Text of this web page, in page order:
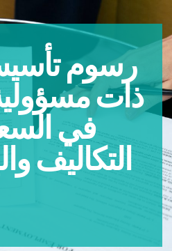
رسوم
ذات
في
التكاليف